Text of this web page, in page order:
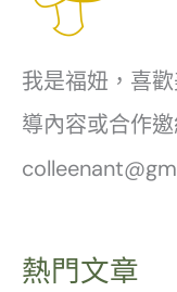
站．
整
菜
我是福妞，喜
導內容或合作
熱門文章